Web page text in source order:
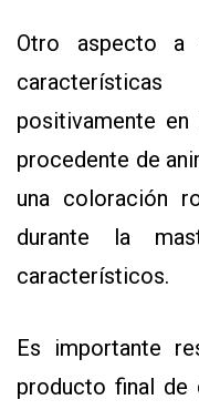
Otro aspecto a
características
positivamente
procedente de
una coloración
durante la
característicos.
Es importante
producto final de